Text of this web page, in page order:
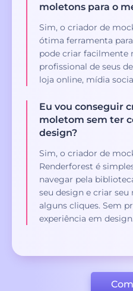
moletons para o
Sim, o criador de
ótima ferramenta
pode criar facilmente
profissional de seus
loja online, mídia
Eu vou conseguir
moletom sem ter
design?
Sim, o criador de
Renderforest é
navegar pela
seu design e criar
alguns cliques. Sem
experiência em design.